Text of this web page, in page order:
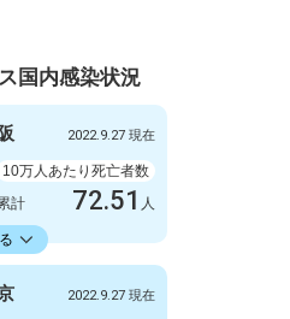
国内感染状況
阪 2022.9.27 現在
10万人あたり死亡者数
計
72.51 人
死亡者数
規
9人
2022.9.27 現在